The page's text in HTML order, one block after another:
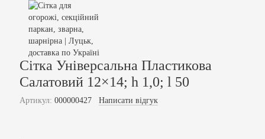
Сітка Універсальна Пластикова
Салатовий 12×14; h 1,0; l 50
Артикул: 000000427 Написати відгук